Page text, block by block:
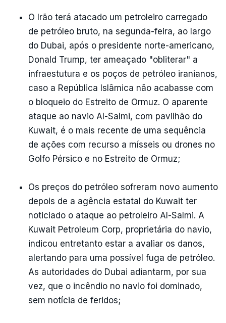
O Irão terá atacado um petroleiro carregado
de petróleo bruto, na segunda-feira, ao largo
do Dubai, após o presidente norte-americano,
Donald Trump, ter ameaçado "obliterar" a
infraestutura e os poços de petróleo iranianos,
caso a República Islâmica não acabasse com
o bloqueio do Estreito de Ormuz. O aparente
ataque ao navio Al-Salmi, com pavilhão do
Kuwait, é o mais recente de uma sequência
de ações com recurso a mísseis ou drones no
Golfo Pérsico e no Estreito de Ormuz;
Os preços do petróleo sofreram novo aumento
depois de a agência estatal do Kuwait ter
noticiado o ataque ao petroleiro Al-Salmi. A
Kuwait Petroleum Corp, proprietária do navio,
indicou entretanto estar a avaliar os danos,
alertando para uma possível fuga de petróleo.
As autoridades do Dubai adiantarm, por sua
vez, que o incêndio no navio foi dominado,
sem notícia de feridos;